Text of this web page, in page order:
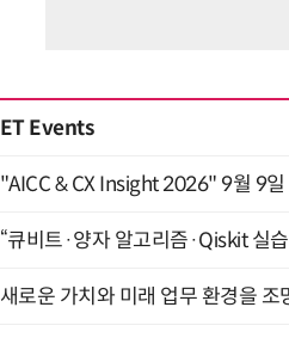
ET Events
"AICC & CX Insight 2026" 9월 9일
“큐비트·양자 알고리즘·Qiskit 실
새로운 가치와 미래 업무 환경을